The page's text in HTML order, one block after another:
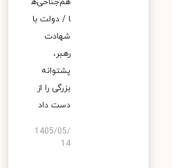
ا / دولت با
شهادت
رهبر،
پشتوانه
بزرگی را از
دست داد
1405/05/
14